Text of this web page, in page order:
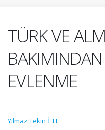
TÜRK VE
EVLENME
Yılmaz Tekin İ. H.